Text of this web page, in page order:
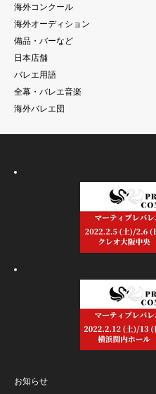
海外コンクール
海外オーディション
備品・バーなど
日本店舗
バレエ用語
全幕・バレエ音楽
海外バレエ団
お知らせ